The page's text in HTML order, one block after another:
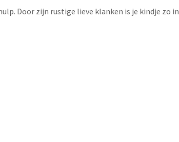
Door zijn rustige lieve klanken is je kindje zo in